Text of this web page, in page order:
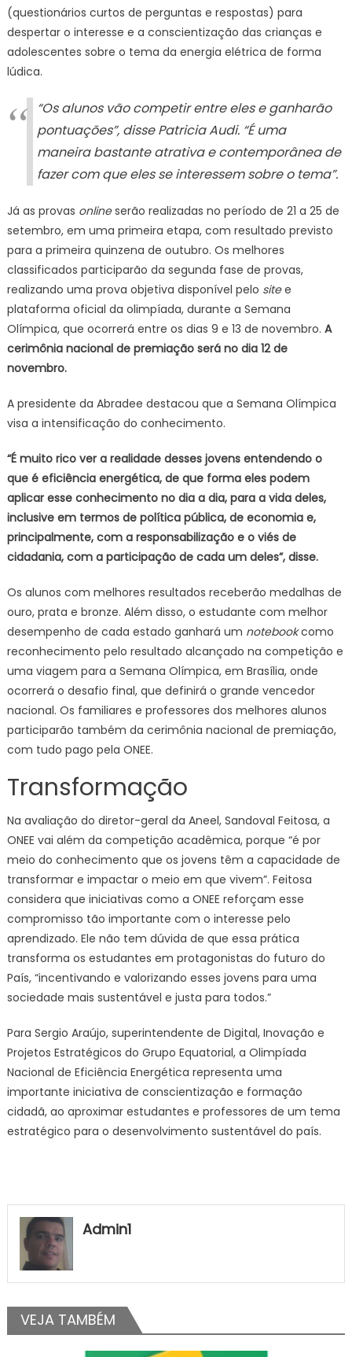
(questionários curtos de perguntas e respostas) para
despertar o interesse e a conscientização das crianças e
adolescentes sobre o tema da energia elétrica de forma
lúdica.
“Os alunos vão competir entre eles e ganharão
pontuações”, disse Patricia Audi. “É uma
maneira bastante atrativa e contemporânea de
fazer com que eles se interessem sobre o tema”.
Já as provas onlineserão realizadas no período de 21 a 25 de
setembro, em uma primeira etapa, com resultado previsto
para a primeira quinzena de outubro. Os melhores
classificados participarão da segunda fase de provas,
realizando uma prova objetiva disponível pelo sitee
plataforma oficial da olimpíada, durante a Semana
Olímpica, que ocorrerá entre os dias 9 e 13 de novembro. A
cerimônia nacional de premiação será no dia 12 de
novembro.
A presidente da Abradee destacou que a Semana Olímpica
visa a intensificação do conhecimento.
“É muito rico ver a realidade desses jovens entendendo o
que é eficiência energética, de que forma eles podem
aplicar esse conhecimento no dia a dia, para a vida deles,
inclusive em termos de política pública, de economia e,
principalmente, com a responsabilização e o viés de
cidadania, com a participação de cada um deles”, disse.
Os alunos com melhores resultados receberão medalhas de
ouro, prata e bronze. Além disso, o estudante com melhor
desempenho de cada estado ganhará um notebookcomo
reconhecimento pelo resultado alcançado na competição e
uma viagem para a Semana Olímpica, em Brasília, onde
ocorrerá o desafio final, que definirá o grande vencedor
nacional. Os familiares e professores dos melhores alunos
participarão também da cerimônia nacional de premiação,
com tudo pago pela ONEE.
Transformação
Na avaliação do diretor-geral da Aneel, Sandoval Feitosa, a
ONEE vai além da competição acadêmica, porque “é por
meio do conhecimento que os jovens têm a capacidade de
transformar e impactar o meio em que vivem”. Feitosa
considera que iniciativas como a ONEE reforçam esse
compromisso tão importante com o interesse pelo
aprendizado. Ele não tem dúvida de que essa prática
transforma os estudantes em protagonistas do futuro do
País, “incentivando e valorizando esses jovens para uma
sociedade mais sustentável e justa para todos.”
Para Sergio Araújo, superintendente de Digital, Inovação e
Projetos Estratégicos do Grupo Equatorial, a Olimpíada
Nacional de Eficiência Energética representa uma
importante iniciativa de conscientização e formação
cidadã, ao aproximar estudantes e professores de um tema
estratégico para o desenvolvimento sustentável do país.
Admin1
VEJA TAMBÉM